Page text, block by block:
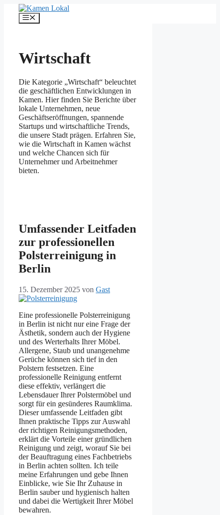
Inhalt
springen
Menü
Wirtschaft
Die Kategorie „Wirtschaft“ beleuchtet
die geschäftlichen Entwicklungen in
Kamen. Hier finden Sie Berichte über
lokale Unternehmen, neue
Geschäftseröffnungen, spannende
Startups und wirtschaftliche Trends,
die unsere Stadt prägen. Erfahren Sie,
wie die Wirtschaft in Kamen wächst
und welche Chancen sich für
Unternehmer und Arbeitnehmer
bieten.
Umfassender Leitfaden
zur professionellen
Polsterreinigung in
Berlin
15. Dezember 2025 von Gast
Eine professionelle Polsterreinigung
in Berlin ist nicht nur eine Frage der
Ästhetik, sondern auch der Hygiene
und des Werterhalts Ihrer Möbel.
Allergene, Staub und unangenehme
Gerüche können sich tief in den
Polstern festsetzen. Eine
professionelle Reinigung entfernt
diese effektiv, verlängert die
Lebensdauer Ihrer Polstermöbel und
sorgt für ein gesünderes Raumklima.
Dieser umfassende Leitfaden gibt
Ihnen praktische Tipps zur Auswahl
der richtigen Reinigungsmethoden,
erklärt die Vorteile einer gründlichen
Reinigung und zeigt, worauf Sie bei
der Beauftragung eines Fachbetriebs
in Berlin achten sollten. Ich teile
meine Erfahrungen und gebe Ihnen
Einblicke, wie Sie Ihr Zuhause in
Berlin sauber und hygienisch halten
und dabei die Wertigkeit Ihrer Möbel
bewahren.